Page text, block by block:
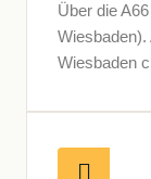
Über die
Wiesbaden